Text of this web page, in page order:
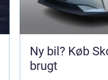
Ny bil? Køb
brugt